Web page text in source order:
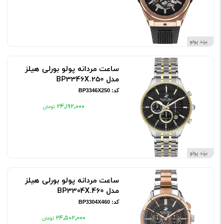
برند پولو
برند پولو
ساعت مردانه پولو بورلی هیلز
مدل BP3346X.250
کد: BP3346X250
۲۴٬۱۹۲٬۰۰۰
ساعت مردانه پولو بورلی هیلز
مدل BP3304X.460
کد: BP3304X460
۲۴٬۵۰۲٬۰۰۰